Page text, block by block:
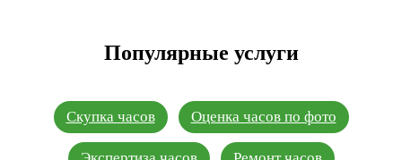
Популярные услуги
Скупка часов Оценка часов по фото